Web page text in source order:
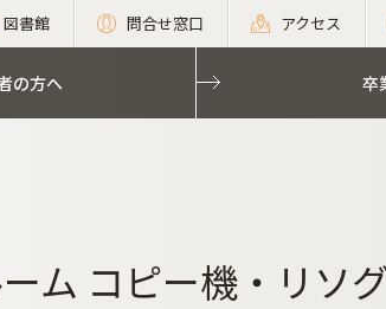
図書館 問合せ窓口 アクセス
の方へ 卒
ム コピー機・リソ